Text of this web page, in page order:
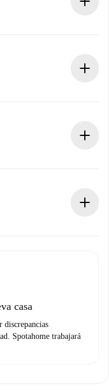
por adelantado.
cargo y te
casa
discrepancias
Spotahome trabajará